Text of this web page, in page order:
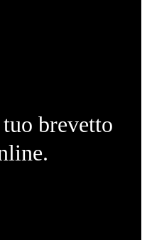
brevetto